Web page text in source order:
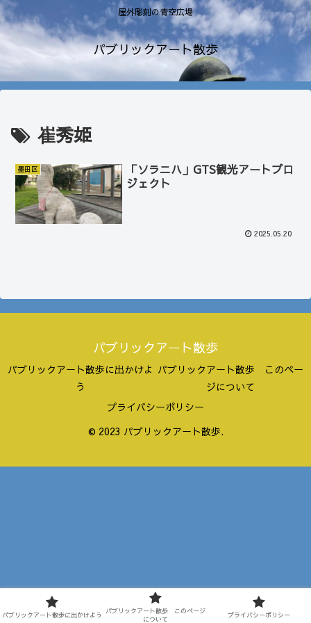
屋外彫刻の青空広場
パブリックアート散歩
崔秀姫
墨田区
「ソラニハ」GTS観光アートプロ
ジェクト
2025.05.20
パブリックアート散歩
パブリックアート散歩に出かけよ
う
パブリックアート散歩 このペー
ジについて
プライバシーポリシー
© 2023 パブリックアート散歩.
パブリックアート散歩に出かけよう
パブリックアート散歩 このページ
について
プライバシーポリシー